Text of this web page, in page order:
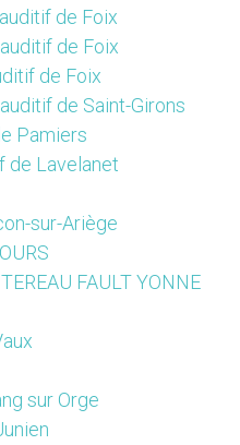
de Foix
de Foix
de Foix
de Saint-Girons
Pamiers
de Lavelanet
sur-Ariège
FAULT YONNE
sur Orge